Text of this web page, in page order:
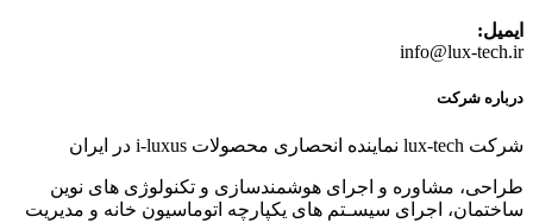
ایمیل:
info@lux-tech.ir
درباره شرکت
شرکت lux-tech نماینده انحصاری محصولات i-luxus در ایران
طراحی، مشاوره و اجرای هوشمندسازی و تکنولوژی های نوین
ساختمان، اجرای سیسـتم های یکپارچه اتوماسیون خانه و مدیریت